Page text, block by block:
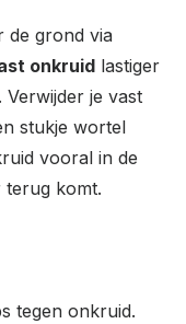
de grond via
onkruid lastiger
je vast
stukje wortel
vooral in de
terug komt.
tegen onkruid.